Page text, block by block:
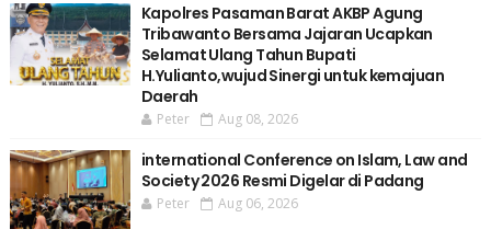
Kapolres Pasaman Barat AKBP Agung
Tribawanto Bersama Jajaran Ucapkan
Selamat Ulang Tahun Bupati
H.Yulianto,wujud Sinergi untuk kemajuan
Daerah
Peter Aug 08, 2026
international Conference on Islam, Law and
Society 2026 Resmi Digelar di Padang
Peter Aug 06, 2026